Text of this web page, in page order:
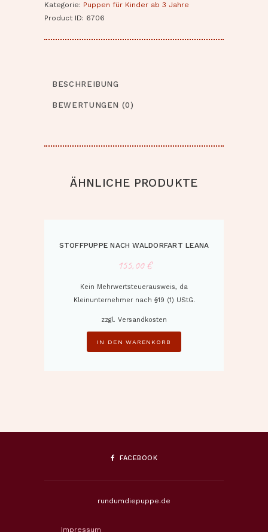
Kategorie: Puppen für Kinder ab 3 Jahre
Product ID: 6706
BESCHREIBUNG
BEWERTUNGEN (0)
ÄHNLICHE PRODUKTE
STOFFPUPPE NACH WALDORFART LEANA
155,00€
Kein Mehrwertsteuerausweis, da
Kleinunternehmer nach §19 (1) UStG.
zzgl. Versandkosten
IN DEN WARENKORB
FACEBOOK
rundumdiepuppe.de
Impressum